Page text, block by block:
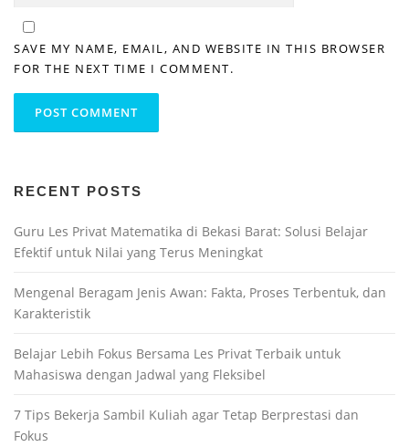
SAVE MY NAME, EMAIL, AND WEBSITE IN THIS BROWSER
FOR THE NEXT TIME I COMMENT.
RECENT POSTS
Guru Les Privat Matematika di Bekasi Barat: Solusi Belajar
Efektif untuk Nilai yang Terus Meningkat
Mengenal Beragam Jenis Awan: Fakta, Proses Terbentuk, dan
Karakteristik
Belajar Lebih Fokus Bersama Les Privat Terbaik untuk
Mahasiswa dengan Jadwal yang Fleksibel
7 Tips Bekerja Sambil Kuliah agar Tetap Berprestasi dan
Fokus